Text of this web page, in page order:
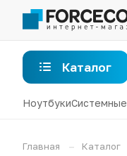
Каталог
Ноутбуки
Главная – Каталог